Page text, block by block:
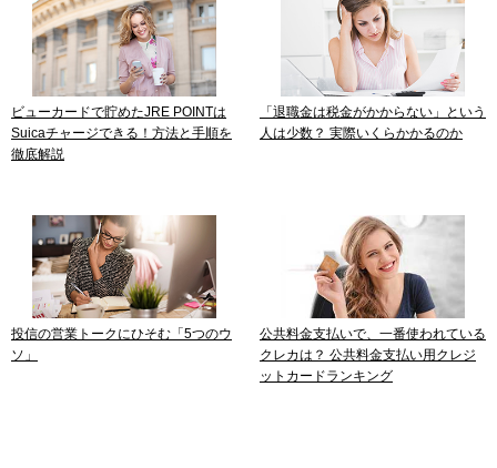
ビューカードで貯めたJRE POINTは
Suicaチャージできる！方法と手順を
徹底解説
「退職金は税金がかからない」という
人は少数？ 実際いくらかかるのか
投信の営業トークにひそむ「5つのウ
ソ」
公共料金支払いで、一番使われている
クレカは？ 公共料金支払い用クレジ
ットカードランキング